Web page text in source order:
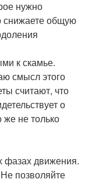
нужно
снижаете общую
к скамье.
смысл этого
считают, что
о
же не только
фазах движения.
позволяйте